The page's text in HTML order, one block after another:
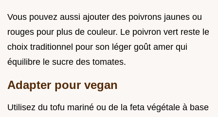
Vous pouvez aussi ajouter des poivrons jaunes ou
rouges pour plus de couleur. Le poivron vert reste le
choix traditionnel pour son léger goût amer qui
équilibre le sucre des tomates.
Adapter pour vegan
Utilisez du tofu mariné ou de la feta végétale à base